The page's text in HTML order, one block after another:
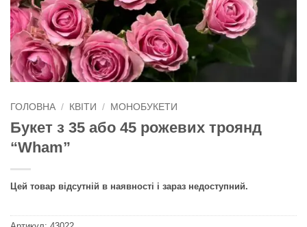
ГОЛОВНА / КВІТИ / МОНОБУКЕТИ
Букет з 35 або 45 рожевих троянд
“Wham”
Цей товар відсутній в наявності і зараз недоступний.